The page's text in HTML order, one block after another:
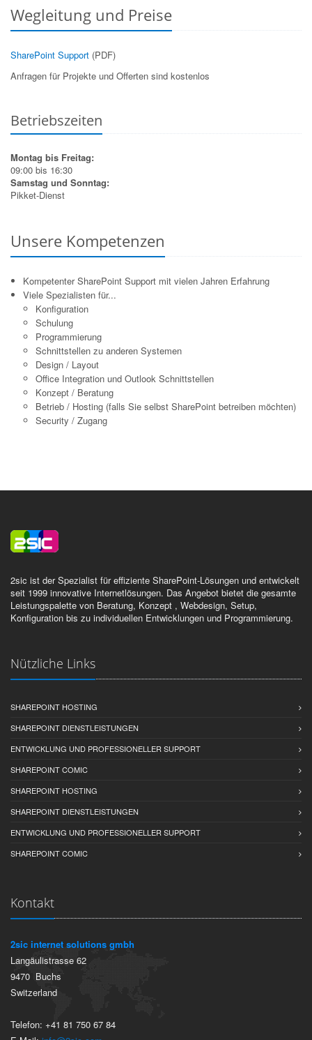
Wegleitung und Preise
SharePoint Support (PDF)
Anfragen für Projekte und Offerten sind kostenlos
Betriebszeiten
Montag bis Freitag:
09:00 bis 16:30
Samstag und Sonntag:
Pikket-Dienst
Unsere Kompetenzen
Kompetenter SharePoint Support mit vielen Jahren Erfahrung
Viele Spezialisten für...
Konfiguration
Schulung
Programmierung
Schnittstellen zu anderen Systemen
Design / Layout
Office Integration und Outlook Schnittstellen
Konzept / Beratung
Betrieb / Hosting (falls Sie selbst SharePoint betreiben möchten)
Security / Zugang
2sic ist der Spezialist für effiziente SharePoint-Lösungen und entwickelt
seit 1999 innovative Internetlösungen. Das Angebot bietet die gesamte
Leistungspalette von Beratung, Konzept , Webdesign, Setup,
Konfiguration bis zu individuellen Entwicklungen und Programmierung.
Nützliche Links
SHAREPOINT HOSTING
SHAREPOINT DIENSTLEISTUNGEN
ENTWICKLUNG UND PROFESSIONELLER SUPPORT
SHAREPOINT COMIC
SHAREPOINT HOSTING
SHAREPOINT DIENSTLEISTUNGEN
ENTWICKLUNG UND PROFESSIONELLER SUPPORT
SHAREPOINT COMIC
Kontakt
2sic internet solutions gmbh
Langäulistrasse 62
9470 Buchs
Switzerland
Telefon: +41 81 750 67 84